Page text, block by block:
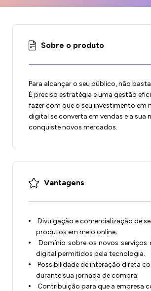
Sobre o produto
Para alcançar o seu público, não
É preciso estratégia e uma gestão
fazer com que o seu investimento em
digital se converta em vendas e a sua
conquiste novos mercados.
Vantagens
Divulgação e comercialização de
produtos em meio online;
Domínio sobre os novos serviços
digital permitidos pela tecnologia.
Possibilidade de interação direta
durante sua jornada de compra;
Contribuição para que a empresa